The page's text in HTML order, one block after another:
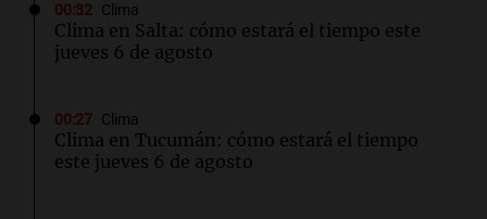
00:32 Clima
Clima en Salta: cómo estará el tiempo este
jueves 6 de agosto
00:27 Clima
Clima en Tucumán: cómo estará el tiempo
este jueves 6 de agosto